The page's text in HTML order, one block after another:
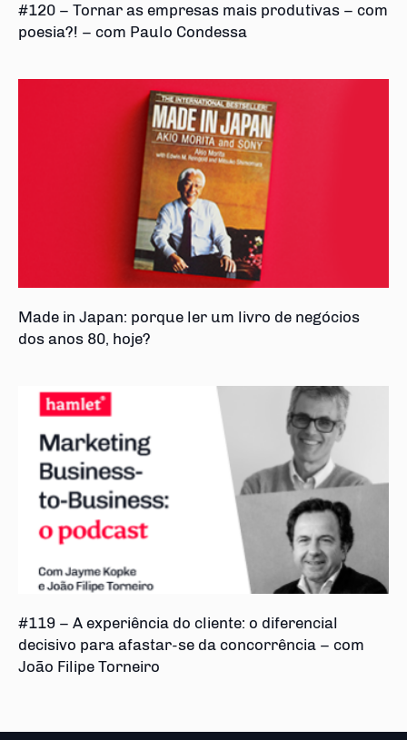
#120 – Tornar as empresas mais produtivas – com
poesia?! – com Paulo Condessa
Made in Japan: porque ler um livro de negócios
dos anos 80, hoje?
#119 – A experiência do cliente: o diferencial
decisivo para afastar-se da concorrência – com
João Filipe Torneiro